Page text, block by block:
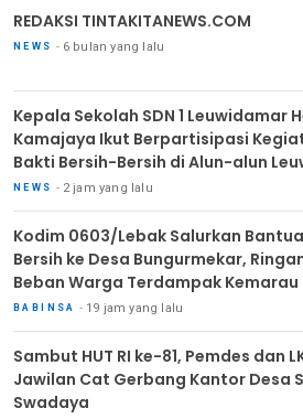
REDAKSI TINTAKITANEWS.COM
NEWS 6 bulan yang lalu
Kepala Sekolah SDN 1 Leuwidamar
Kamajaya Ikut Berpartisipasi
Bakti Bersih-Bersih di Alun-alun
NEWS 2 jam yang lalu
Kodim 0603/Lebak Salurkan
Bersih ke Desa Bungurmekar,
Beban Warga Terdampak Kemarau
BABINSA 19 jam yang lalu
Sambut HUT RI ke-81, Pemdes dan
Jawilan Cat Gerbang Kantor Desa
Swadaya